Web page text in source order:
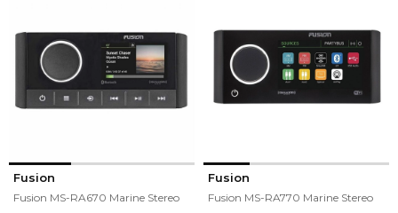
Fusion
Fusion MS-RA670 Marine Stereo
Fusion
Fusion MS-RA770 Marine Stereo